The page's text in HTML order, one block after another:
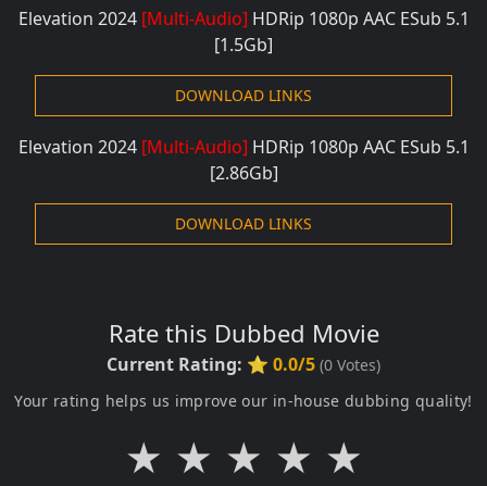
Elevation 2024 [Multi-Audio] HDRip 1080p AAC ESub 5.1
[1.5Gb]
DOWNLOAD LINKS
Elevation 2024 [Multi-Audio] HDRip 1080p AAC ESub 5.1
[2.86Gb]
DOWNLOAD LINKS
Rate this Dubbed Movie
Current Rating: ⭐ 0.0/5 (0 Votes)
Your rating helps us improve our in-house dubbing quality!
★ ★ ★ ★ ★